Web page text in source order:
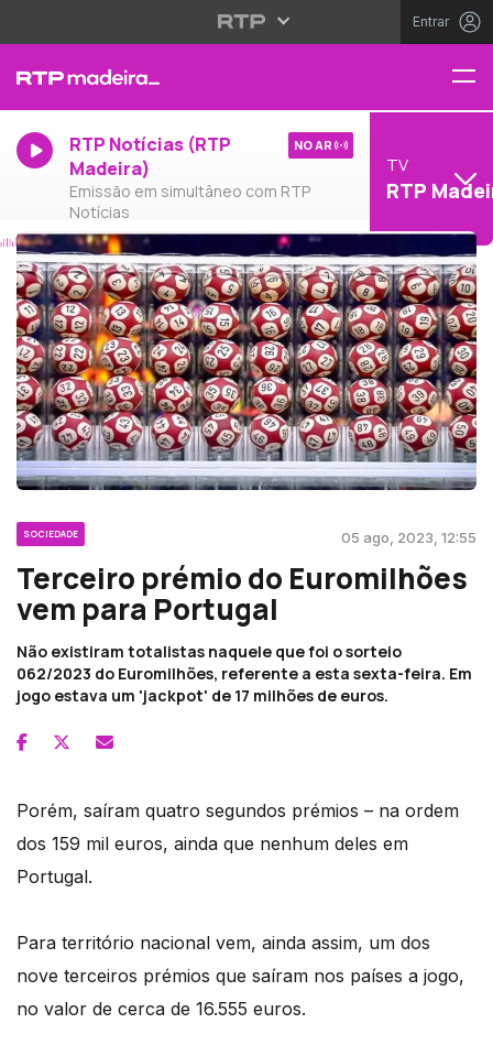
Entrar
RTP Notícias (RTP
Madeira)
Emissão em simultâneo com RTP
Notícias
NO AR
TV
RTP
SOCIEDADE 05 ago, 2023, 12:55
Terceiro prémio do Euromilhões
vem para Portugal
Não existiram totalistas naquele que foi o sorteio
062/2023 do Euromilhões, referente a esta sexta-feira. Em
jogo estava um 'jackpot' de 17 milhões de euros.
Porém, saíram quatro segundos prémios – na ordem
dos 159 mil euros, ainda que nenhum deles em
Portugal.
Para território nacional vem, ainda assim, um dos
nove terceiros prémios que saíram nos países a jogo,
no valor de cerca de 16.555 euros.